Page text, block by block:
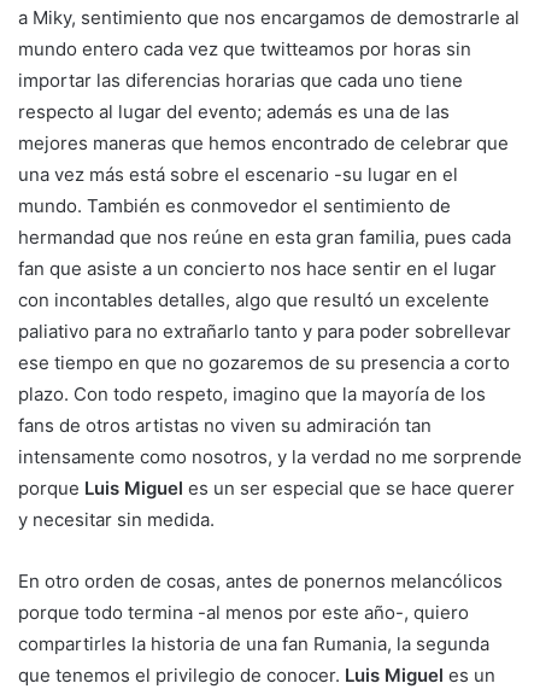
a Miky, sentimiento que nos encargamos de demostrarle al
mundo entero cada vez que twitteamos por horas sin
importar las diferencias horarias que cada uno tiene
respecto al lugar del evento; además es una de las
mejores maneras que hemos encontrado de celebrar que
una vez más está sobre el escenario -su lugar en el
mundo. También es conmovedor el sentimiento de
hermandad que nos reúne en esta gran familia, pues cada
fan que asiste a un concierto nos hace sentir en el lugar
con incontables detalles, algo que resultó un excelente
paliativo para no extrañarlo tanto y para poder sobrellevar
ese tiempo en que no gozaremos de su presencia a corto
plazo. Con todo respeto, imagino que la mayoría de los
fans de otros artistas no viven su admiración tan
intensamente como nosotros, y la verdad no me sorprende
porque Luis Miguel es un ser especial que se hace querer
y necesitar sin medida.
En otro orden de cosas, antes de ponernos melancólicos
porque todo termina -al menos por este año-, quiero
compartirles la historia de una fan Rumania, la segunda
que tenemos el privilegio de conocer. Luis Miguel es un